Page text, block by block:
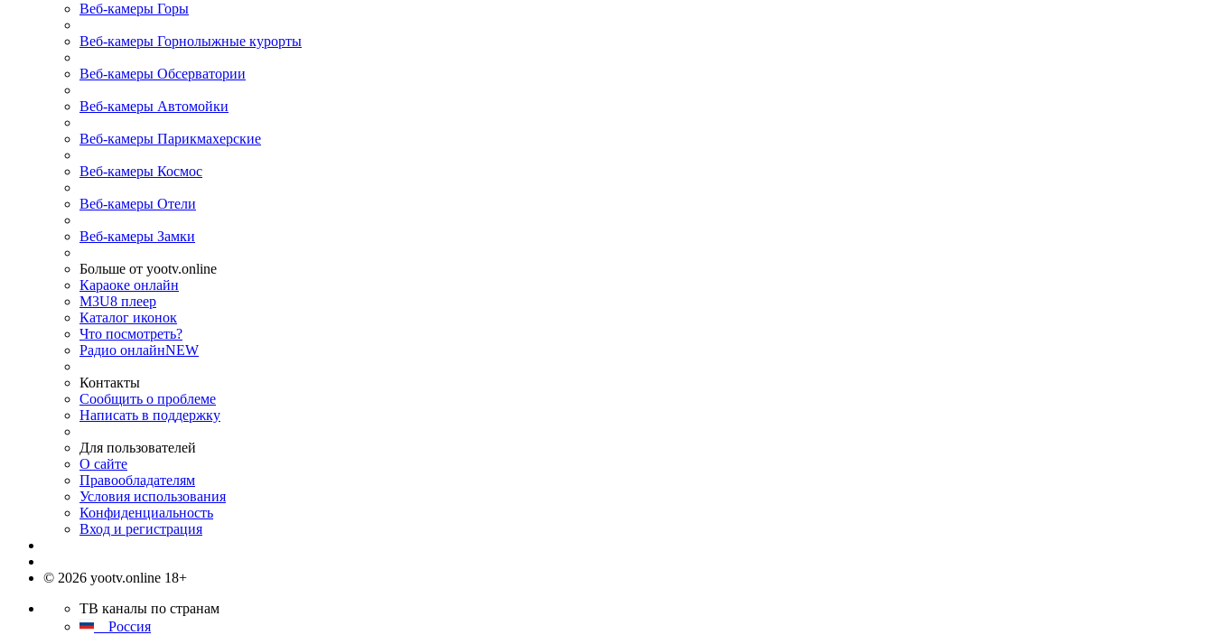
Веб-камеры Горы
Веб-камеры Горнолыжные курорты
Веб-камеры Обсерватории
Веб-камеры Автомойки
Веб-камеры Парикмахерские
Веб-камеры Космос
Веб-камеры Отели
Веб-камеры Замки
Больше от yootv.online
Караоке онлайн
M3U8 плеер
Каталог иконок
Что посмотреть?
Радио онлайнNEW
Контакты
Сообщить о проблеме
Написать в поддержку
Для пользователей
О сайте
Правообладателям
Условия использования
Конфиденциальность
Вход и регистрация
© 2026 yootv.online 18+
ТВ каналы по странам
Россия